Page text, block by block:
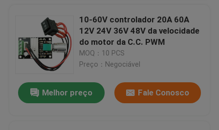
Controlador da umidade de Digitas
Ferramenta do verificador
placa do desenvolvimento
10-60V controlador 20A 60A
12V 24V 36V 48V da velocidade
do motor da C.C. PWM
MOQ：10 PCS
Preço：Negociável
Melhor preço Fale Conosco